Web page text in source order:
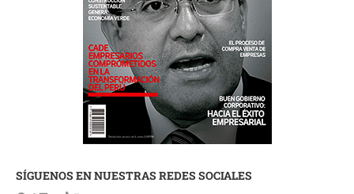
SÍGUENOS EN NUESTRAS REDES SOCIALES